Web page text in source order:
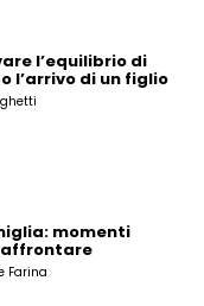
l’equilibrio di
l’arrivo di un figlio
momenti
Farina